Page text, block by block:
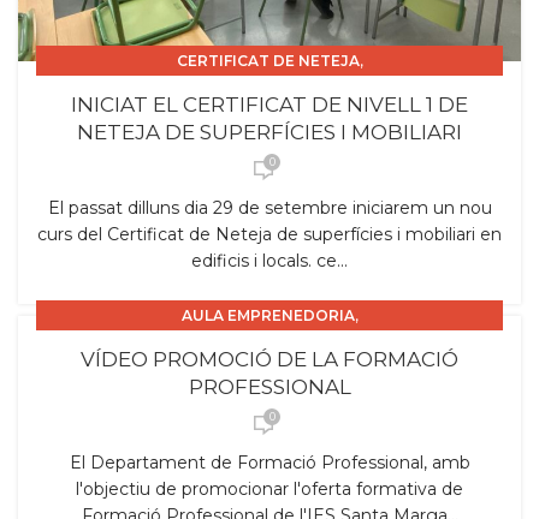
CERTIFICAT DE NETEJA,
CURS 2025_26
INICIAT EL CERTIFICAT DE NIVELL 1 DE
NETEJA DE SUPERFÍCIES I MOBILIARI
0
El passat dilluns dia 29 de setembre iniciarem un nou
curs del Certificat de Neteja de superfícies i mobiliari en
edificis i locals. ce...
AULA EMPRENEDORIA,
CERTIFICAT ATENCIÓ EN EL DOMICILI
CERTIFICAT DE NETEJA
CERTIFICAT DE PROFESSIONALITAT
CERTIFICAT DE PROFESSIONALITAT INSTITUCIONS.
CFGM,CFGS, CURS 2024_25 ,FCT,FEMPO,
PROMOCIÓ CICLES ,TSEI, TSIS
VÍDEO PROMOCIÓ DE LA FORMACIÓ
PROFESSIONAL
0
El Departament de Formació Professional, amb
l'objectiu de promocionar l'oferta formativa de